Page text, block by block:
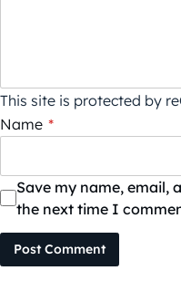
This site is protected by
Name *
Save my name, email,
the next time I
Post Comment